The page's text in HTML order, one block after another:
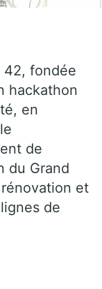
42, fondée
hackathon
en
de
du Grand
et
de